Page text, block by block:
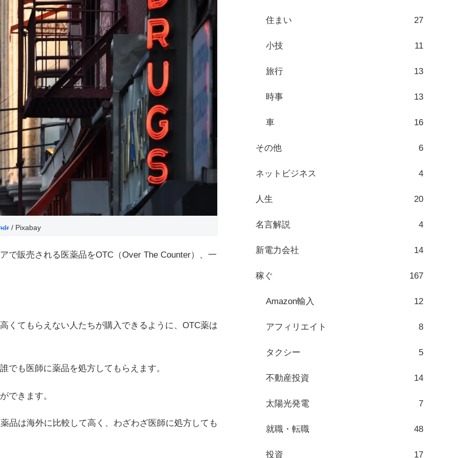
/ Pixabay
で販売される医薬品をOTC（Over The Counter）、一
くてもらえない人たちが購入できるように、OTC薬は
でも医師に薬品を処方してもらえます。
できます。
品は海外に比較して高く、わざわざ医師に処方しても
住まい 27
小技 11
旅行 13
時事 13
車 16
その他 6
ネットビジネス 4
人生 20
名言解説 4
新電力会社 14
稼ぐ 167
Amazon輸入 12
アフィリエイト 8
タクシー 5
不動産投資 14
太陽光発電 7
就職・転職 48
投資 17